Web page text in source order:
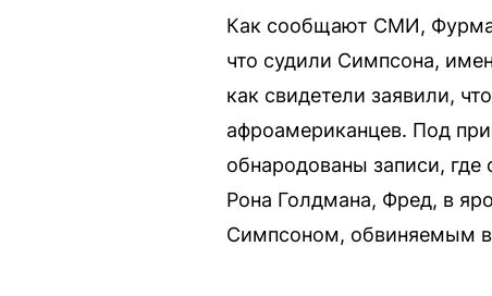
Как сообщают СМИ,
что судили Симпсона,
как свидетели заявили,
афроамериканцев. Под
обнародованы записи, где
Рона Голдмана, Фред, в
Симпсоном, обвиняемым